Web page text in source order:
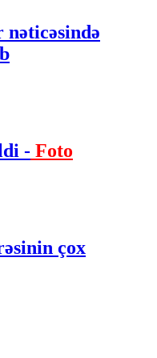
nəticəsində
- Foto
çox